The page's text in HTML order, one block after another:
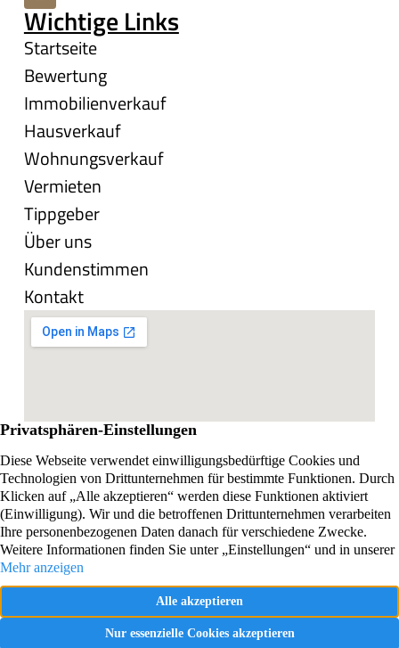
Wichtige Links
Startseite
Bewertung
Immobilienverkauf
Hausverkauf
Wohnungsverkauf
Vermieten
Tippgeber
Über uns
Kundenstimmen
Kontakt
Datenschutzerklärung
Vertrag widerrufen